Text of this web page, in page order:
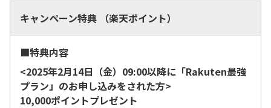
キャンペーン特典 （楽天ポイント）
■特典内容
<2025年2月14日（金）09:00以降に「Rakuten最強
プラン」のお申し込みをされた方>
10,000ポイントプレゼント